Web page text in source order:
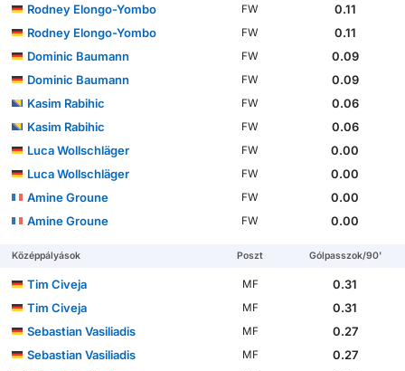
Rodney Elongo-Yombo
FW
0.11
Rodney Elongo-Yombo
FW
0.11
Dominic Baumann
FW
0.09
Dominic Baumann
FW
0.09
Kasim Rabihic
FW
0.06
Kasim Rabihic
FW
0.06
Luca Wollschläger
FW
0.00
Luca Wollschläger
FW
0.00
Amine Groune
FW
0.00
Amine Groune
FW 0.00
Középpályások Poszt Gólpasszok/90'
Tim Civeja MF
0.31
Tim Civeja
MF
0.31
Sebastian Vasiliadis
MF
0.27
Sebastian Vasiliadis
MF
0.27